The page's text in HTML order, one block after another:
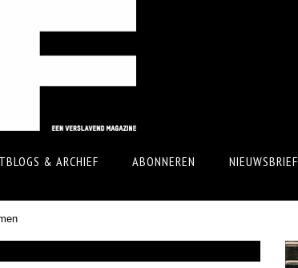
& ARCHIEF ABONNEREN NIEUWSBRIEF